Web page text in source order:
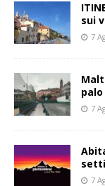
sui
7
7
7